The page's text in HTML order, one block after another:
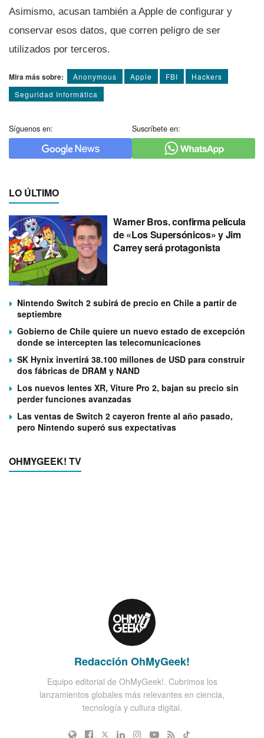
Asimismo, acusan también a Apple de configurar y
conservar esos datos, que corren peligro de ser
utilizados por terceros.
Mira más sobre: Anonymous Apple FBI
Hackers
Seguridad Informática
Síguenos en: Suscríbete en:
LO ÚLTIMO
Warner Bros. confirma película
de «Los Supersónicos» y Jim
Carrey será protagonista
Nintendo Switch 2 subirá de precio en Chile a partir de
septiembre
Gobierno de Chile quiere un nuevo estado de excepción
donde se intercepten las telecomunicaciones
SK Hynix invertirá 38.100 millones de USD para construir
dos fábricas de DRAM y NAND
Los nuevos lentes XR, Viture Pro 2, bajan su precio sin
perder funciones avanzadas
Las ventas de Switch 2 cayeron frente al año pasado,
pero Nintendo superó sus expectativas
OHMYGEEK! TV
Redacción OhMyGeek!
Equipo editorial de OhMyGeek!. Cubrimos los
lanzamientos globales más relevantes en ciencia,
tecnología y cultura digital.